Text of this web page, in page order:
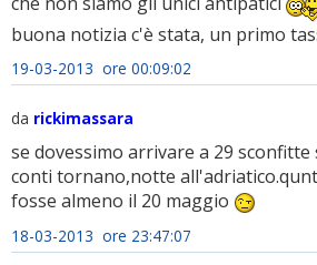
buona notizia c'è stata, un primo
19-03-2013 ore 00:09:02
da rickimassara
se dovessimo arrivare a 29 sconfitte
conti tornano,notte
fosse almeno il 20 maggio
18-03-2013 ore 23:47:07